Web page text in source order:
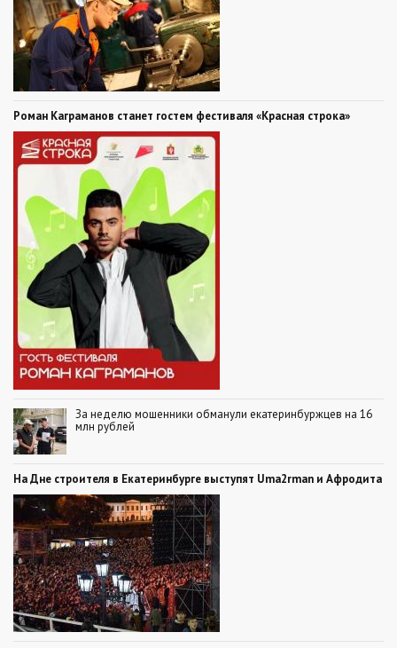
Роман Каграманов станет гостем фестиваля «Красная строка»
За неделю мошенники обманули екатеринбуржцев на 16
млн рублей
На Дне строителя в Екатеринбурге выступят Uma2rman и Афродита